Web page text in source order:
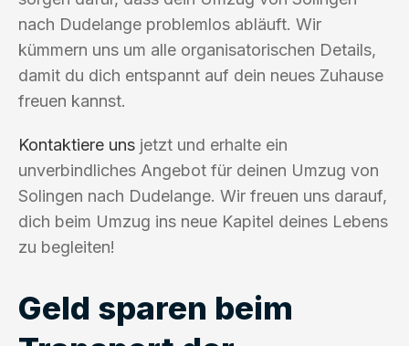
nach Dudelange problemlos abläuft. Wir
kümmern uns um alle organisatorischen Details,
damit du dich entspannt auf dein neues Zuhause
freuen kannst.
Kontaktiere uns jetzt und erhalte ein
unverbindliches Angebot für deinen Umzug von
Solingen nach Dudelange. Wir freuen uns darauf,
dich beim Umzug ins neue Kapitel deines Lebens
zu begleiten!
Geld sparen beim